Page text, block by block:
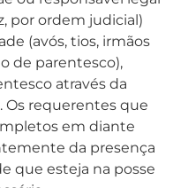
por ordem judicial)
(avós, tios, irmãos
de parentesco),
através da
Os requerentes que
em diante
da presença
que esteja na posse